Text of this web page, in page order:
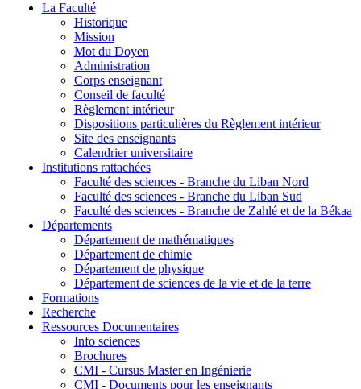
La Faculté
Historique
Mission
Mot du Doyen
Administration
Corps enseignant
Conseil de faculté
Règlement intérieur
Dispositions particulières du Règlement intérieur
Site des enseignants
Calendrier universitaire
Institutions rattachées
Faculté des sciences - Branche du Liban Nord
Faculté des sciences - Branche du Liban Sud
Faculté des sciences - Branche de Zahlé et de la Békaa
Départements
Département de mathématiques
Département de chimie
Département de physique
Département de sciences de la vie et de la terre
Formations
Recherche
Ressources Documentaires
Info sciences
Brochures
CMI - Cursus Master en Ingénierie
CMI - Documents pour les enseignants